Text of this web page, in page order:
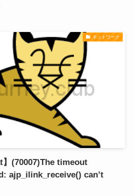
ネットワーク
】(70007)The timeout
ajp_ilink_receive() can’t